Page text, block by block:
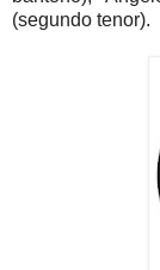
(segundo tenor).